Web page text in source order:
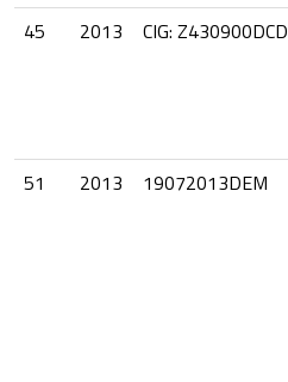
45
2013 CIG: Z430900DCD
51
2013 19072013DEM